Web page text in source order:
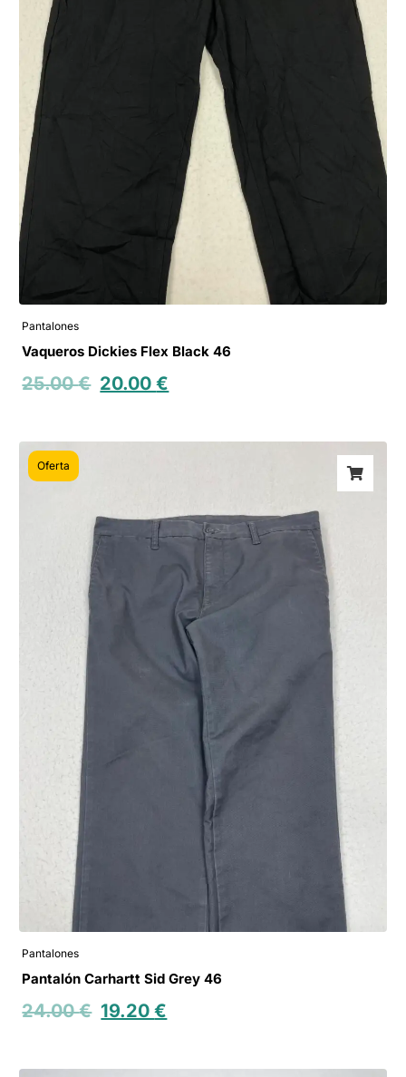
Pantalones
Vaqueros Dickies Flex Black 46
25.00€ 20.00€
Oferta
Pantalones
Pantalón Carhartt Sid Grey 46
24.00€ 19.20€